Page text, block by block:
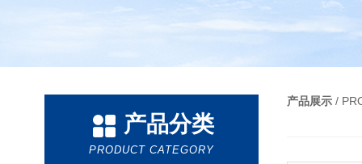
产品分类
PRODUCT CATEGORY
产品展示 /